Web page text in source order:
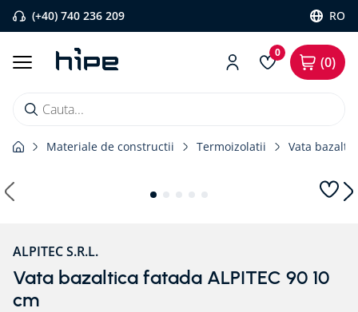
(+40) 740 236 209 RO
0
0
Cauta...
Căutări populare
5 .
placa blaugelb
Materiale de constructii Termoizolatii Vata
ALPITEC S.R.L.
Vata bazaltica fatada ALPITEC 90 10
cm